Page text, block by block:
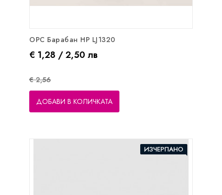
OPC Барабан HP LJ1320
Цена
€ 1,28 / 2,50 лвРедовна цена
€ 2,56
ДОБАВИ В КОЛИЧКАТА
ИЗЧЕРПАНО